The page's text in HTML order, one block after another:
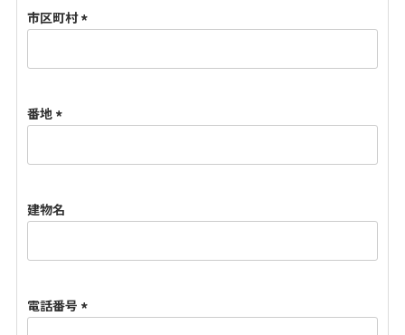
)
市区町村
必
番地
必
)
建物名
電話番号